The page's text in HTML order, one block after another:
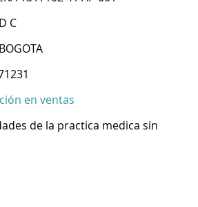
C
BOGOTA
en ventas
de la practica medica sin